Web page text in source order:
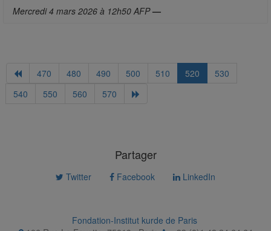
Mercredi 4 mars 2026 à 12h50 AFP —
470 480 490 500 510 520
530
540
550 560 570
Partager
Twitter Facebook LinkedIn
Fondation-Institut kurde de Paris